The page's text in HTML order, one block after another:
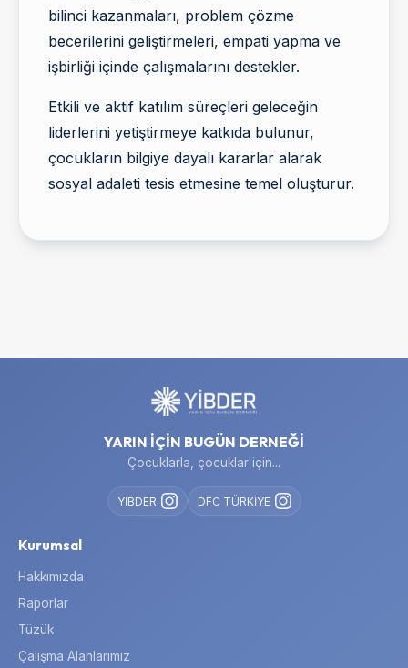
bilinci kazanmaları, problem çözme
becerilerini geliştirmeleri, empati yapma ve
işbirliği içinde çalışmalarını destekler.
Etkili ve aktif katılım süreçleri geleceğin
liderlerini yetiştirmeye katkıda bulunur,
çocukların bilgiye dayalı kararlar alarak
sosyal adaleti tesis etmesine temel oluşturur.
YARIN İÇİN BUGÜN DERNEĞİ
Çocuklarla, çocuklar için...
YİBDER DFC TÜRKİYE
Kurumsal
Hakkımızda
Raporlar
Tüzük
Çalışma Alanlarımız